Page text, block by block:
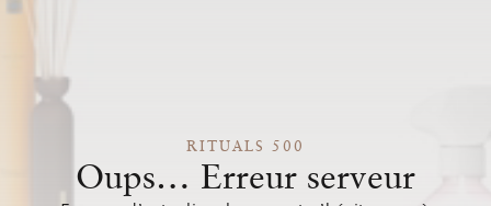
RITUALS 500
Oups… Erreur serveur